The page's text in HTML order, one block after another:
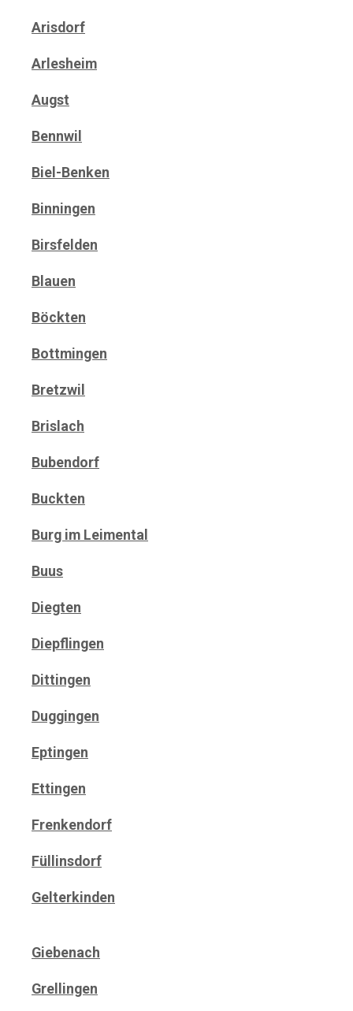
Arisdorf
Arlesheim
Augst
Bennwil
Biel-Benken
Binningen
Birsfelden
Blauen
Böckten
Bottmingen
Bretzwil
Brislach
Bubendorf
Buckten
Burg im Leimental
Buus
Diegten
Diepflingen
Dittingen
Duggingen
Eptingen
Ettingen
Frenkendorf
Füllinsdorf
Gelterkinden
Giebenach
Grellingen